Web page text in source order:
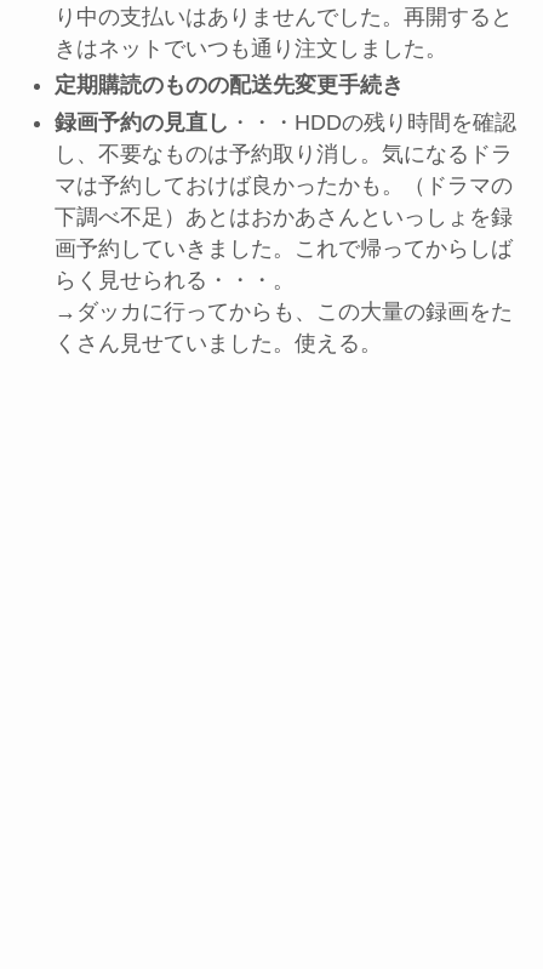
り中の支払いはありませんでした。再開すると
きはネットでいつも通り注文しました。
定期購読のものの配送先変更手続き
録画予約の見直し ・・・HDDの残り時間を確認
し、不要なものは予約取り消し。気になるドラ
マは予約しておけば良かったかも。（ドラマの
下調べ不足）あとはおかあさんといっしょを録
画予約していきました。これで帰ってからしば
らく見せられる・・・。
→ダッカに行ってからも、この大量の録画をた
くさん見せていました。使える。